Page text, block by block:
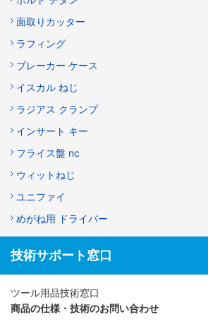
面取りカッター
ラフィング
ブレーカー ケース
イスカル ねじ
ラジアス クランプ
インサート キー
フライス盤 nc
ウィットねじ
ユニファイ
めがね用 ドライバー
技術サポート窓口
ツール用品技術窓口
商品の仕様・技術のお問い合わせ